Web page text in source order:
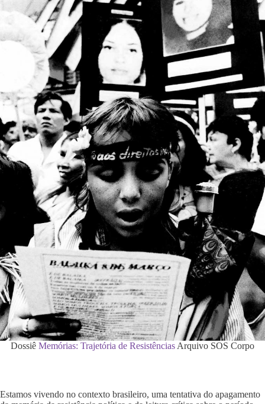
Dossiê Memórias: Trajetória de Resistências Arquivo SOS Corpo
Estamos vivendo no contexto brasileiro, uma tentativa do apagamento